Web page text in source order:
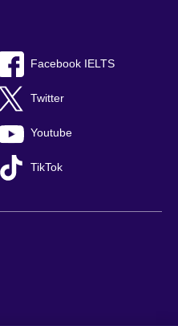
Facebook IELTS
Twitter
Youtube
TikTok